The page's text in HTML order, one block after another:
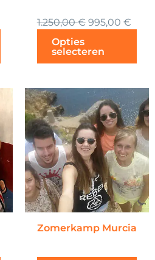
1.250,00€ 995,00 €
Opties
selecteren
Zomerkamp Murcia